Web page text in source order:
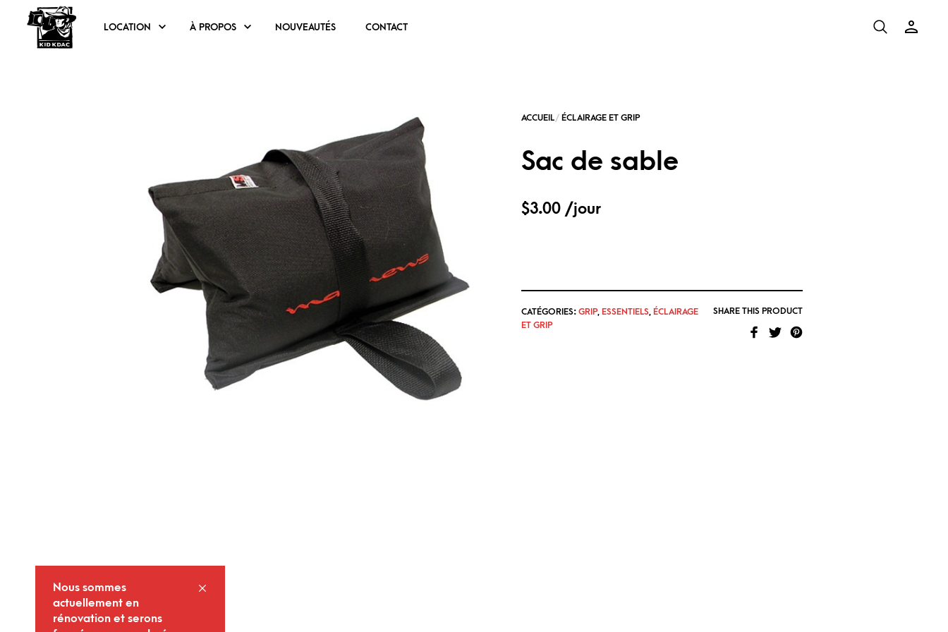
LOCATION À PROPOS NOUVEAUTÉS CONTACT
Sac de sable
$3.00/jour
CATÉGORIES: GRIP, ESSENTIELS, ÉCLAIRAGE
ET GRIP
SHARE THIS PRODUCT
Nous sommes
actuellement en
rénovation et serons